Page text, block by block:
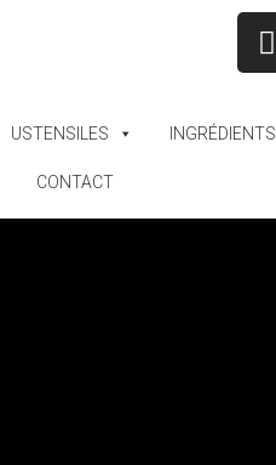
USTENSILES INGRÉDIENTS
CONTACT